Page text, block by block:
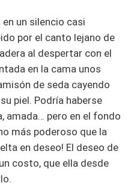
un silencio casi
por el canto lejano de
al despertar con el
en la cama unos
de seda cayendo
piel. Podría haberse
amada… pero en el fondo
más poderoso que la
en deseo! El deseo de
costo, que ella desde